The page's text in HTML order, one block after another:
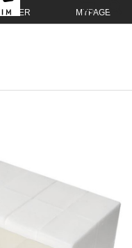
ORDER MYPAGE